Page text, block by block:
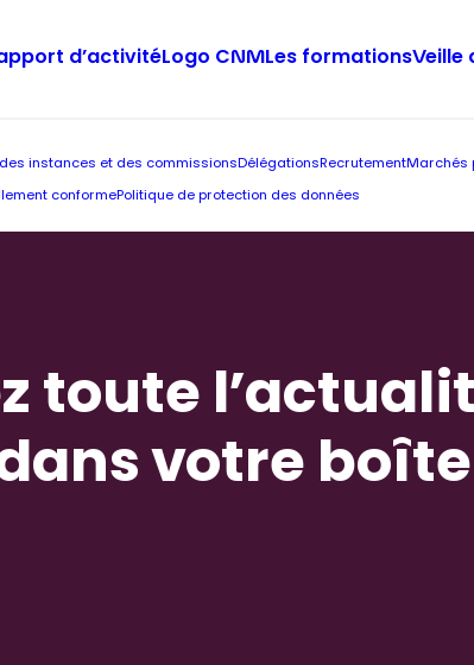
d’activitéLogo CNMLes formationsVeille
instances et des commissions Délégations RecrutementMarchés
conformePolitique de protection des données
toute
votre boîte